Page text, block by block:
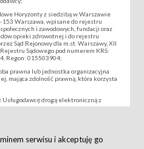
Horyzonty z siedzibą w Warszawie
153 Warszawa, wpisane do rejestru
i zawodowych, fundacji oraz
opieki zdrowotnej i do rejestru
Sąd Rejonowy dla m.st. Warszawy, XII
Sądowego pod numerem KRS:
Regon: 015503904;
prawna lub jednostka organizacyjna
mająca zdolność prawną, która korzysta
Usługodawcę drogą elektroniczną z
serwisu i akceptuję go